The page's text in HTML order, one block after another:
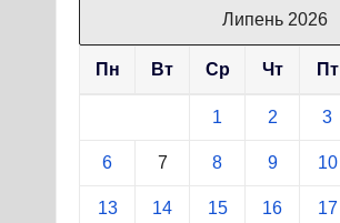
Липень 2026
Пн Вт Ср Чт Пт
1 2 3
6 7 8 9 10
13 14 15 16 17